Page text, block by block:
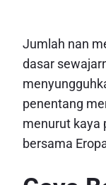
Jumlah nan
dasar
penentang
menurut kaya
bersama